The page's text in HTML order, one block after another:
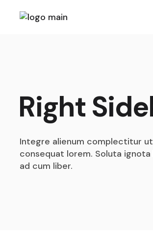
Right
Integre alienum complectitur
consequat lorem. Soluta
ad cum liber.